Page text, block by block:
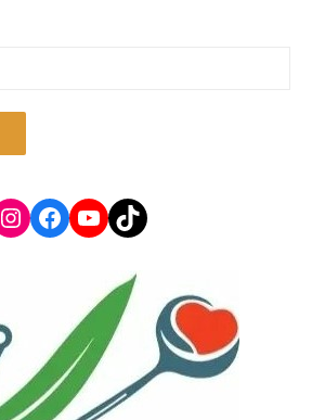
Instagram
Facebook
YouTube
TikTok